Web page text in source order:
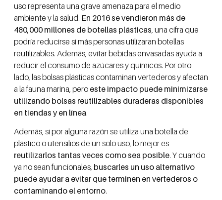
uso representa una grave amenaza para el medio
ambiente y la salud. En 2016 se vendieron más de
480,000 millones de botellas plásticas , una cifra que
podría reducirse si más personas utilizaran botellas
reutilizables. Además, evitar bebidas envasadas ayuda a
reducir el consumo de azúcares y químicos. Por otro
lado, las bolsas plásticas contaminan vertederos y afectan
a la fauna marina, pero este impacto puede minimizarse
utilizando bolsas reutilizables duraderas disponibles
en tiendas y en línea.
Además, si por alguna razón se utiliza una botella de
plástico o utensilios de un solo uso, lo mejor es
reutilizarlos tantas veces como sea posible. Y cuando
ya no sean funcionales, buscarles un uso alternativo
puede ayudar a evitar que terminen en vertederos o
contaminando el entorno.